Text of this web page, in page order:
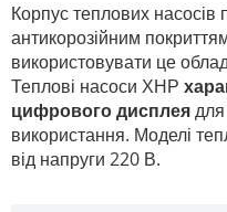
Корпус теплових насосів
антикорозійним
використовувати це
Теплові насоси ХНР
цифрового дисплеядля
використання. Моделі
від напруги 220 В.